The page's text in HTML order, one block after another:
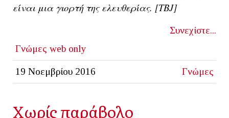
είναι μια γιορτή της ελευθερίας. [ΤΒJ]
Συνεχίστε...
Γνώμες web only
19 Νοεμβρίου 2016 Γνώμες
Χωρίς παράβολο